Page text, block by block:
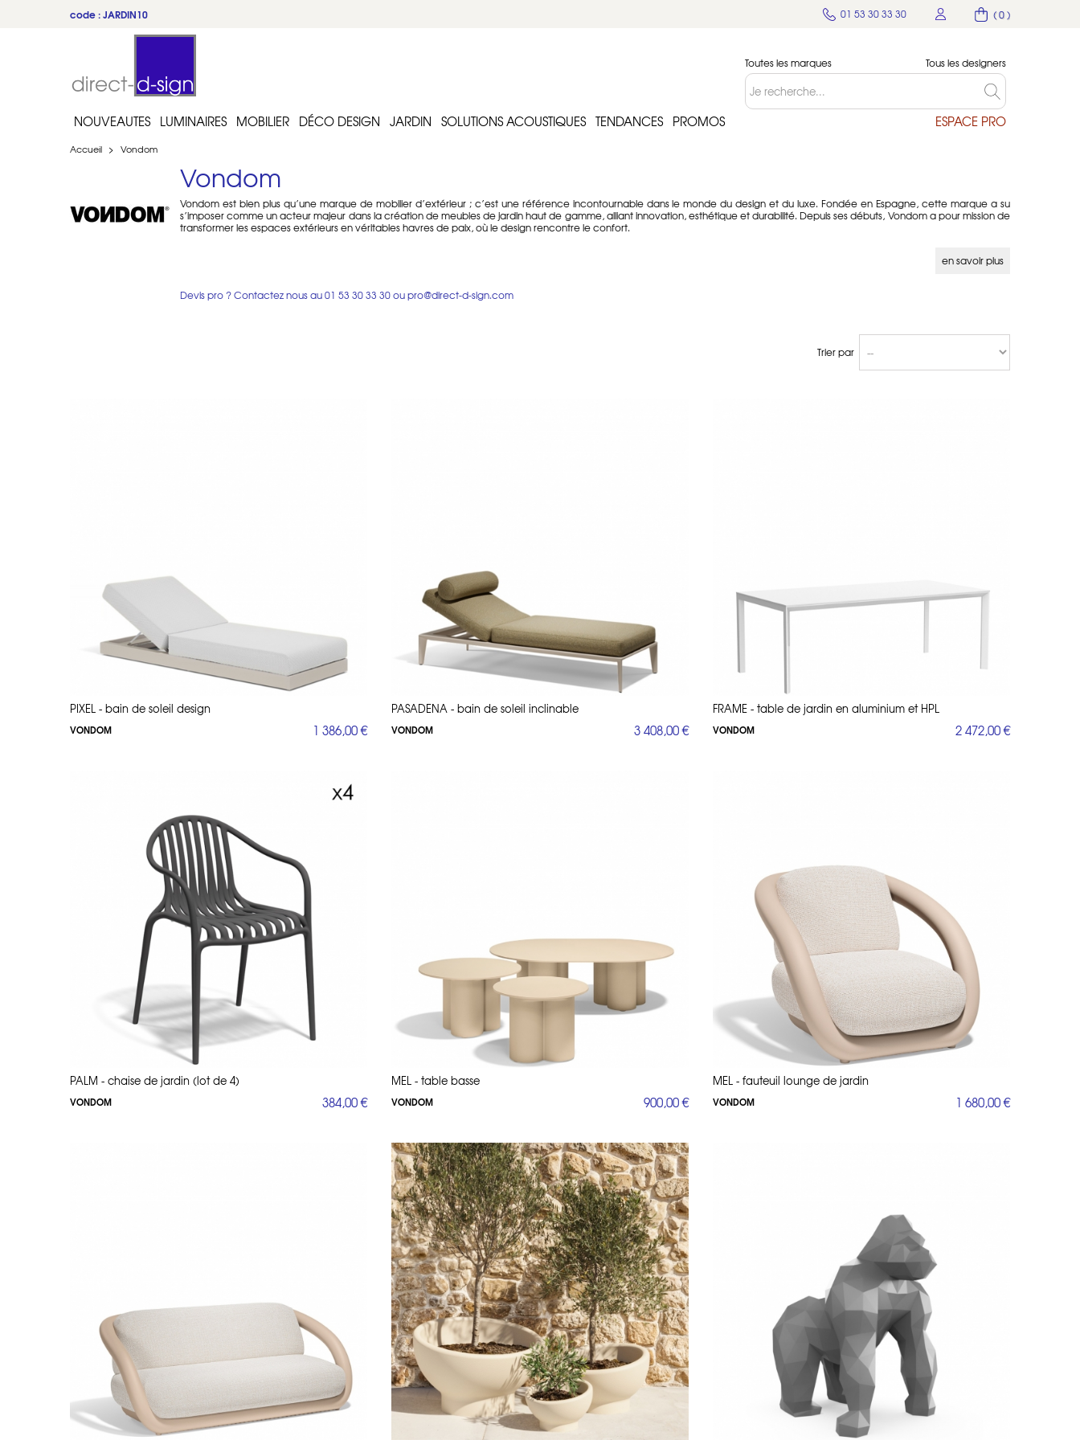
( 0 )
01 53 30 33 30
du 22 au 31 juillet
Toutes les marques Tous les designers
NOUVEAUTES LUMINAIRES MOBILIER DÉCO DESIGN JARDIN SOLUTIONS ACOUSTIQUES TENDANCES PROMOS ESPACE PRO
Accueil > Vondom
Vondom
Vondom est bien plus qu’une marque de mobilier d’extérieur ; c’est une référence incontournable dans le monde du design et du luxe. Fondée en Espagne, cette marque a su
s’imposer comme un acteur majeur dans la création de meubles de jardin haut de gamme, alliant innovation, esthétique et durabilité. Depuis ses débuts, Vondom a pour mission de
transformer les espaces extérieurs en véritables havres de paix, où le design rencontre le confort.
Les valeurs de Vondom reposent sur un engagement indéfectible envers la qualité, la créativité et le respect de l’environnement. Chaque pièce est conçue pour résister aux
intempéries tout en conservant son élégance intemporelle. Que ce soit pour aménager une terrasse, un jardin ou un espace public, Vondom propose des solutions qui reflètent un
Le processus de fabrication de Vondom allie technologie de pointe et savoir-faire artisanal. Chaque pièce est moulée avec précision, puis finie à la main pour garantir une qualité
irréprochable. Le résultat ? Des meubles d’extérieur qui allient performance, esthétique et respect de l’environnement.
Le processus de fabrication de Vondom est un mélange parfait entre technologie de pointe et savoir-faire artisanal. Chaque pièce est moulée avec précision, puis finie à la main
pour garantir une finition impeccable. Les couleurs, souvent vives et saturées, sont appliquées de manière uniforme, ce qui permet une résistance accrue aux rayures et à la
En plus de leur durabilité, les matériaux utilisés par Vondom sont recyclables, reflétant l’engagement de la marque envers l’environnement. Choisir Vondom, c’est opter pour du
mobilier d’extérieur design qui allie esthétique, performance et écologie.
Vondom collabore avec certains des designers les plus talentueux au monde pour créer des collections uniques qui redéfinissent le mobilier d’extérieur. Parmi les collaborations les
plus célèbres, on retrouve des noms comme Eugeni Quitllet, Ramon Esteve et Luca Nichetto. Chaque designer apporte sa vision unique, résultant en des pièces qui sont à la fois
fonctionnelles et artistiques.
Les collections Vondom sont variées et s’adaptent à tous les styles, du contemporain au minimaliste en passant par le futuriste. Par exemple, la
des formes organiques et des textures inspirées de la nature, évoquant l’esprit sauvage du continent africain. La
matériaux nobles, offrant des tabourets et des tables sculpturales qui allient simplicité et élégance.
Pour ceux qui cherchent à créer une ambiance chaleureuse et conviviale, la
propose des canapés, des fauteuils et des tables aux formes douces et accueillantes.
Enfin, la collection Origami (détaillée ci-dessous) est un véritable chef-d’œuvre de design, inspirée par l’art du pliage japonais.
Chaque collection Vondom est une invitation à explorer de nouvelles possibilités pour votre espace extérieur, en combinant design innovant et fonctionnalité.
La Collection Origami : L’Élégance du Pliage Japonais
La collection Origami est sans doute l’une des créations les plus emblématiques de Vondom. Inspirée par l’art traditionnel japonais du pliage de papier, cette collection se distingue
par ses lignes géométriques et ses formes sculpturales. Chaque pièce semble défier la gravité, créant un effet visuel saisissant qui attire immédiatement l’attention.
Les statues de jardin géantes de la collection Origami sont conçues pour être à la fois esthétiques et fonctionnels. Les sculptures légères (peuvent être lestées) permettent une
manipulation facile. Disponibles dans une variété de couleurs tendances, ces pièces s’intègrent parfaitement dans les espaces modernes, ajoutant une touche d’originalité et de
L’Origami est bien plus qu’une collection de mobilier d’extérieur ; c’est une œuvre d’art qui transforme votre jardin ou terrasse en un espace unique. Avec son design audacieux et
sa qualité exceptionnelle, cette collection de statues de jardin en résine incarne parfaitement l’esprit innovant de Vondom. Découvrez les s
Les Produits Vondom : Une Gamme Complète pour Votre Extérieur
Vondom propose une large gamme de produits pour répondre à tous vos besoins en matière d’aménagement extérieur. Que vous cherchiez des chaises design, des tables
élégantes, des salons de jardin complets ou des accessoires déco, Vondom a tout ce qu’il faut pour créer un espace harmonieux et fonctionnel.
Chaises et Fauteuils : Confortables et stylés, les chaises et fauteuils Vondom sont disponibles dans une variété de designs, des modèles épurés aux pièces
sculpturales comme celles de la collection Origami.
Tables : Que ce soit pour un dîner en plein air ou un apéritif entre amis, les tables Vondom allient praticité et esthétique.
Salons de Jardin et Canapés : Créez un espace de détente avec les canapés et salons de jardin Vondom, parfaits pour les grandes terrasses ou les petits coins
Tabourets : Les tabourets Adan, par exemple, sont idéaux pour ajouter des assises supplémentaires sans compromettre le style.
Lampes : Les lampes Vondom apportent une touche d’ambiance à vos soirées d’été, avec des designs modernes et des finitions soignées.
en savoir plus
Devis pro ? Contactez nous au01 53 30 33 30oupro@direct-d-sign.com
Trier par
PIXEL - bain de soleil design
VONDOM 1 386,00 €
PASADENA - bain de soleil inclinable
VONDOM 3 408,00 €
FRAME - table de jardin en aluminium et HPL
VONDOM 2 472,00 €
PALM - chaise de jardin (lot de 4)
VONDOM 384,00 €
MEL - table basse
VONDOM 900,00 €
MEL - fauteuil lounge de jardin
VONDOM 1 680,00 €